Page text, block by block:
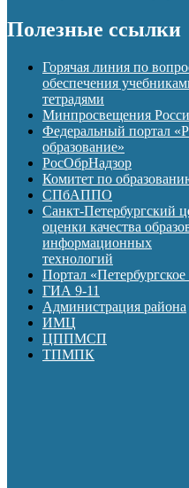
Полезные ссылки
Горячая линия по
обеспечения
тетрадями
Минпросвещения
Федеральный портал
образование»
РосОбрНадзор
Комитет по
СПбАППО
Санкт-Петербургский
оценки качества
информационных
технологий
Портал «Петербургское
ГИА 9-11
Администрация района
ИМЦ
ЦППМСП
ТПМПК